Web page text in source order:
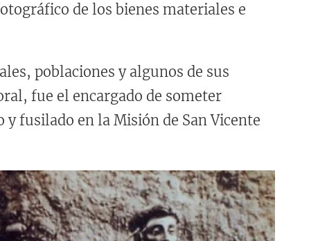
de los bienes materiales e
poblaciones y algunos de sus
fue el encargado de someter
fusilado en la Misión de San Vicente